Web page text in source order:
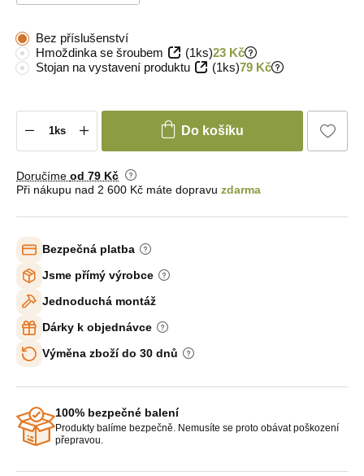
Bez příslušenství
Hmoždinka se šroubem
(1ks)23 Kč
Stojan na vystavení produktu
(1ks)79 Kč
Do košíku
Doručíme od 79 Kč
Při nákupu nad 2 600 Kč máte dopravu zdarma
Bezpečná platba
Jsme přímý výrobce
Jednoduchá montáž
Dárky k objednávce
Výměna zboží do 30 dnů
100% bezpečné balení
Produkty balíme bezpečně. Nemusíte se proto obávat poškození
přepravou.